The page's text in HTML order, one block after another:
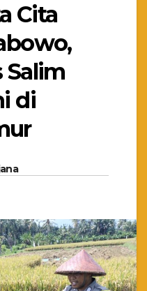
Cita
Salim
di